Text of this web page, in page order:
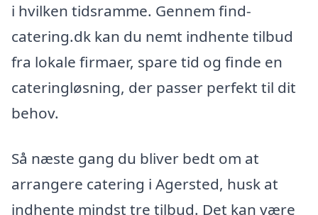
i hvilken tidsramme. Gennem find-
catering.dk kan du nemt indhente tilbud
fra lokale firmaer, spare tid og finde en
cateringløsning, der passer perfekt til dit
behov.
Så næste gang du bliver bedt om at
arrangere catering i Agersted, husk at
indhente mindst tre tilbud. Det kan være